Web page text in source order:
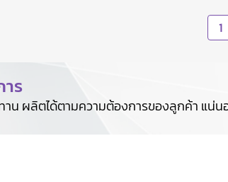
1
ร
น ผลิตได้ตามความต้องการของลูกค้า แน่น